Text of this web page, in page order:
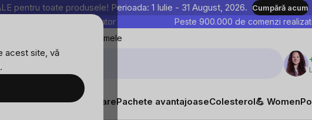
acest site, vă
.
pentru toate produsele! Perioada: 1 Iulie - 31 August, 2026. Cumpără acum
sunt testate în laborator Peste 900.000 de comenzi
Favoritele mele
Suplimente alimentarePachete avantajoaseColesterol💪